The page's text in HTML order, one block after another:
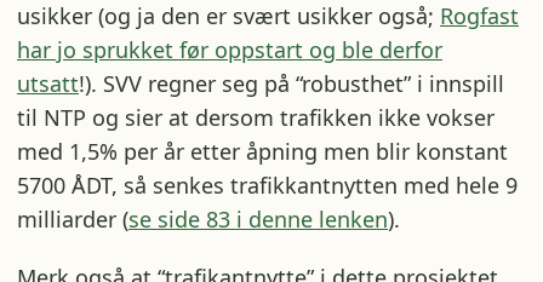
usikker (og ja den er svært usikker også; Rogfast
har jo sprukket før oppstart og ble derfor
utsatt!). SVV regner seg på “robusthet” i innspill
til NTP og sier at dersom trafikken ikke vokser
med 1,5% per år etter åpning men blir konstant
5700 ÅDT, så senkes trafikkantnytten med hele 9
milliarder (se side 83 i denne lenken).